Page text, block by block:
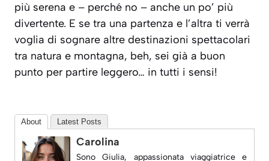
più serena e – perché no – anche un po’ più
divertente. E se tra una partenza e l’altra ti verrà
voglia di sognare altre destinazioni spettacolari
tra natura e montagna, beh, sei già a buon
punto per partire leggero… in tutti i sensi!
About Latest Posts
Carolina
Sono Giulia, appassionata viaggiatrice e